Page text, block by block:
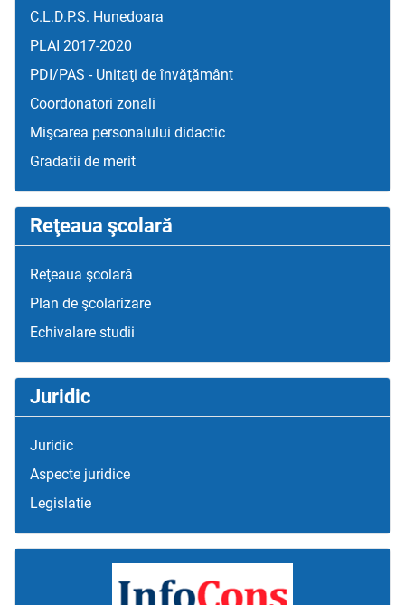
C.L.D.P.S. Hunedoara
PLAI 2017-2020
PDI/PAS - Unitaţi de învăţământ
Coordonatori zonali
Mişcarea personalului didactic
Gradatii de merit
Reţeaua şcolară
Reţeaua şcolară
Plan de şcolarizare
Echivalare studii
Juridic
Juridic
Aspecte juridice
Legislatie